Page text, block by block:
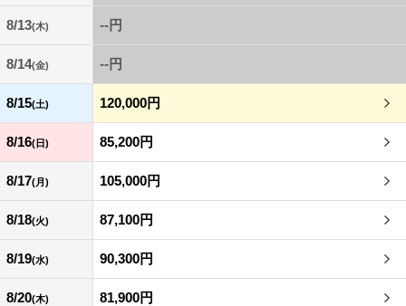
8/13(木) --円
8/14(金) --円
8/15(土) 120,000円
8/16(日) 85,200円
8/17(月) 105,000円
8/18(火) 87,100円
8/19(水) 90,300円
8/20(木) 81,900円